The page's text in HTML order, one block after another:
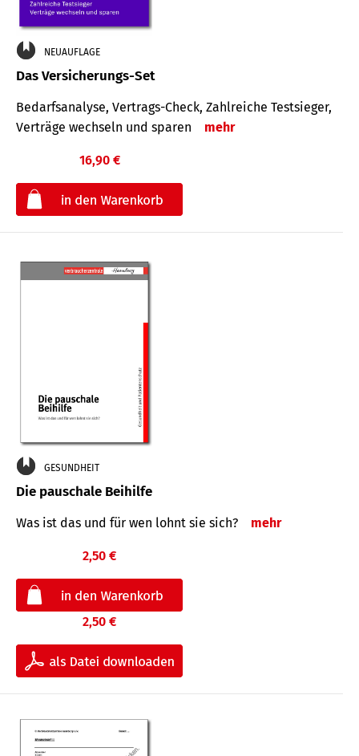
NEUAUFLAGE
Das Versicherungs-Set
Bedarfsanalyse, Vertrags-Check, Zahlreiche Testsieger,
Verträge wechseln und sparen
mehr
16,90 €
GESUNDHEIT
Die pauschale Beihilfe
Was ist das und für wen lohnt sie sich? mehr
2,50 €
2,50 €